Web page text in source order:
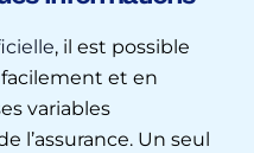
, il est possible
et en
variables
l’assurance. Un seul